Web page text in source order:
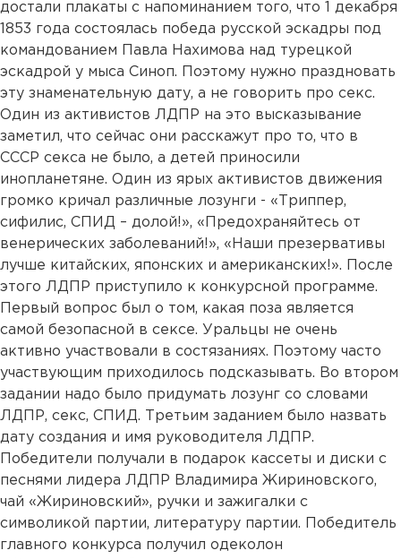
достали плакаты с напоминанием того, что 1 декабря
1853 года состоялась победа русской эскадры под
командованием Павла Нахимова над турецкой
эскадрой у мыса Синоп. Поэтому нужно праздновать
эту знаменательную дату, а не говорить про секс.
Один из активистов ЛДПР на это высказывание
заметил, что сейчас они расскажут про то, что в
СССР секса не было, а детей приносили
инопланетяне. Один из ярых активистов движения
громко кричал различные лозунги - «Триппер,
сифилис, СПИД – долой!», «Предохраняйтесь от
венерических заболеваний!», «Наши презервативы
лучше китайских, японских и американских!». После
этого ЛДПР приступило к конкурсной программе.
Первый вопрос был о том, какая поза является
самой безопасной в сексе. Уральцы не очень
активно участвовали в состязаниях. Поэтому часто
участвующим приходилось подсказывать. Во втором
задании надо было придумать лозунг со словами
ЛДПР, секс, СПИД. Третьим заданием было назвать
дату создания и имя руководителя ЛДПР.
Победители получали в подарок кассеты и диски с
песнями лидера ЛДПР Владимира Жириновского,
чай «Жириновский», ручки и зажигалки с
символикой партии, литературу партии. Победитель
главного конкурса получил одеколон